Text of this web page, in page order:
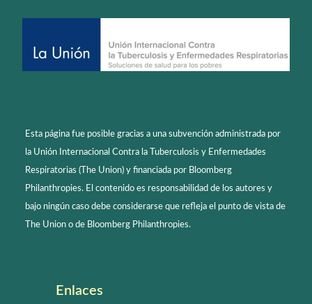
Esta página fue posible gracias a una subvención administrada por
la Unión Internacional Contra la Tuberculosis y Enfermedades
Respiratorias (The Union) y financiada por Bloomberg
Philanthropies. El contenido es responsabilidad de los autores y
bajo ningún caso debe considerarse que refleja el punto de vista de
The Union o de Bloomberg Philanthropies.
Enlaces